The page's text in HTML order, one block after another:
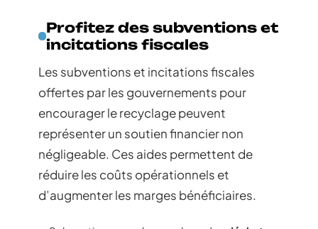
Profitez des subventions et
incitations fiscales
Les subventions et incitations fiscales
offertes par les gouvernements pour
encourager le recyclage peuvent
représenter un soutien financier non
négligeable. Ces aides permettent de
réduire les coûts opérationnels et
d’augmenter les marges bénéficiaires.